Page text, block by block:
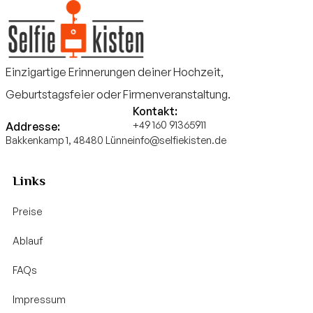
Einzigartige Erinnerungen deiner Hochzeit,
Geburtstagsfeier oder Firmenveranstaltung.
Addresse:
Bakkenkamp 1, 48480 Lünne
Kontakt:
+49 160 91365911
info@selfiekisten.de
Links
Preise
Ablauf
FAQs
Impressum